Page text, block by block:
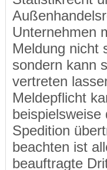
Unternehmen
Meldung nicht
sondern kann
vertreten
Meldepflicht
beispielsweise
Spedition
beachten ist
beauftragte